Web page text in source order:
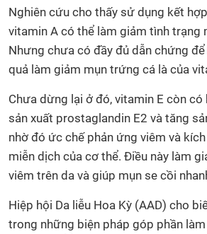
Nghiên cứu cho thấy sử dụng kết
vitamin A có thể làm giảm tình trạng
Nhưng chưa có đầy đủ dẫn chứng
quả làm giảm mụn trứng cá là của
Chưa dừng lại ở đó, vitamin E còn có
sản xuất prostaglandin E2 và tăng
nhờ đó ức chế phản ứng viêm và
miễn dịch của cơ thể. Điều này làm
viêm trên da và giúp mụn se cồi
Hiệp hội Da liễu Hoa Kỳ (AAD) cho
trong những biện pháp góp phần